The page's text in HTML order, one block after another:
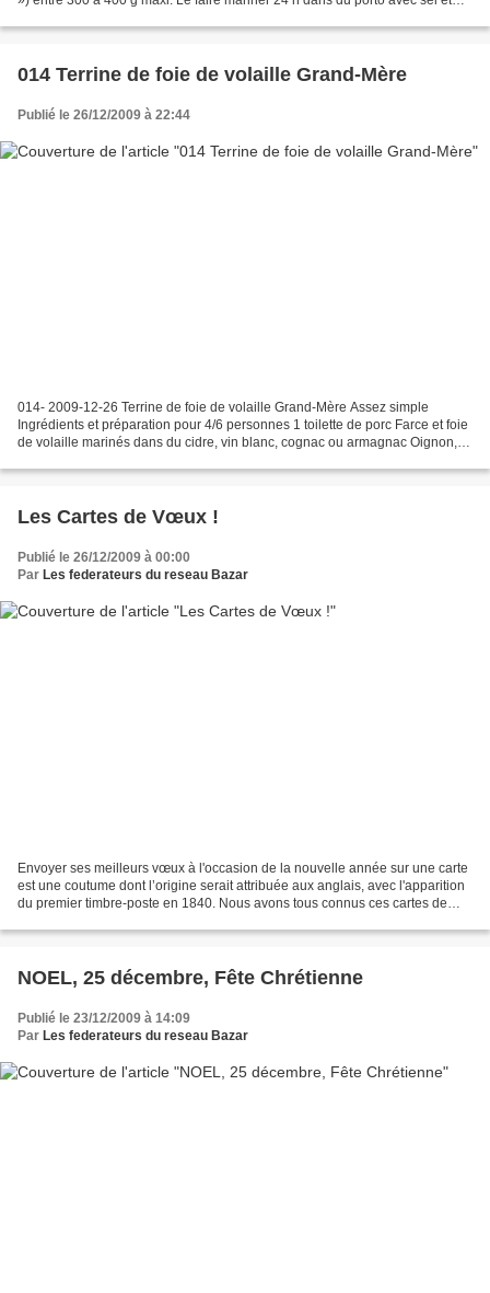
014 Terrine de foie de volaille Grand-Mère
Publié le 26/12/2009 à 22:44
014- 2009-12-26 Terrine de foie de volaille Grand-Mère Assez simple
Ingrédients et préparation pour 4/6 personnes 1 toilette de porc Farce et foie
de volaille marinés dans du cidre, vin blanc, cognac ou armagnac Oignon,
Les Cartes de Vœux !
Publié le 26/12/2009 à 00:00
Par Les federateurs du reseau Bazar
Envoyer ses meilleurs vœux à l'occasion de la nouvelle année sur une carte
est une coutume dont l’origine serait attribuée aux anglais, avec l'apparition
du premier timbre-poste en 1840. Nous avons tous connus ces cartes de
NOEL, 25 décembre, Fête Chrétienne
Publié le 23/12/2009 à 14:09
Par Les federateurs du reseau Bazar